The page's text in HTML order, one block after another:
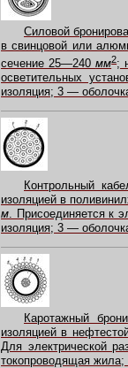
Силовой
в свинцовой или
сечение 25—240мм2;
осветительных
изоляция; 3 —
Контрольный
изоляцией в
м. Присоединяется к
изоляция; 3 —
Каротажный
изоляцией в
Для электрической
токопроводящая